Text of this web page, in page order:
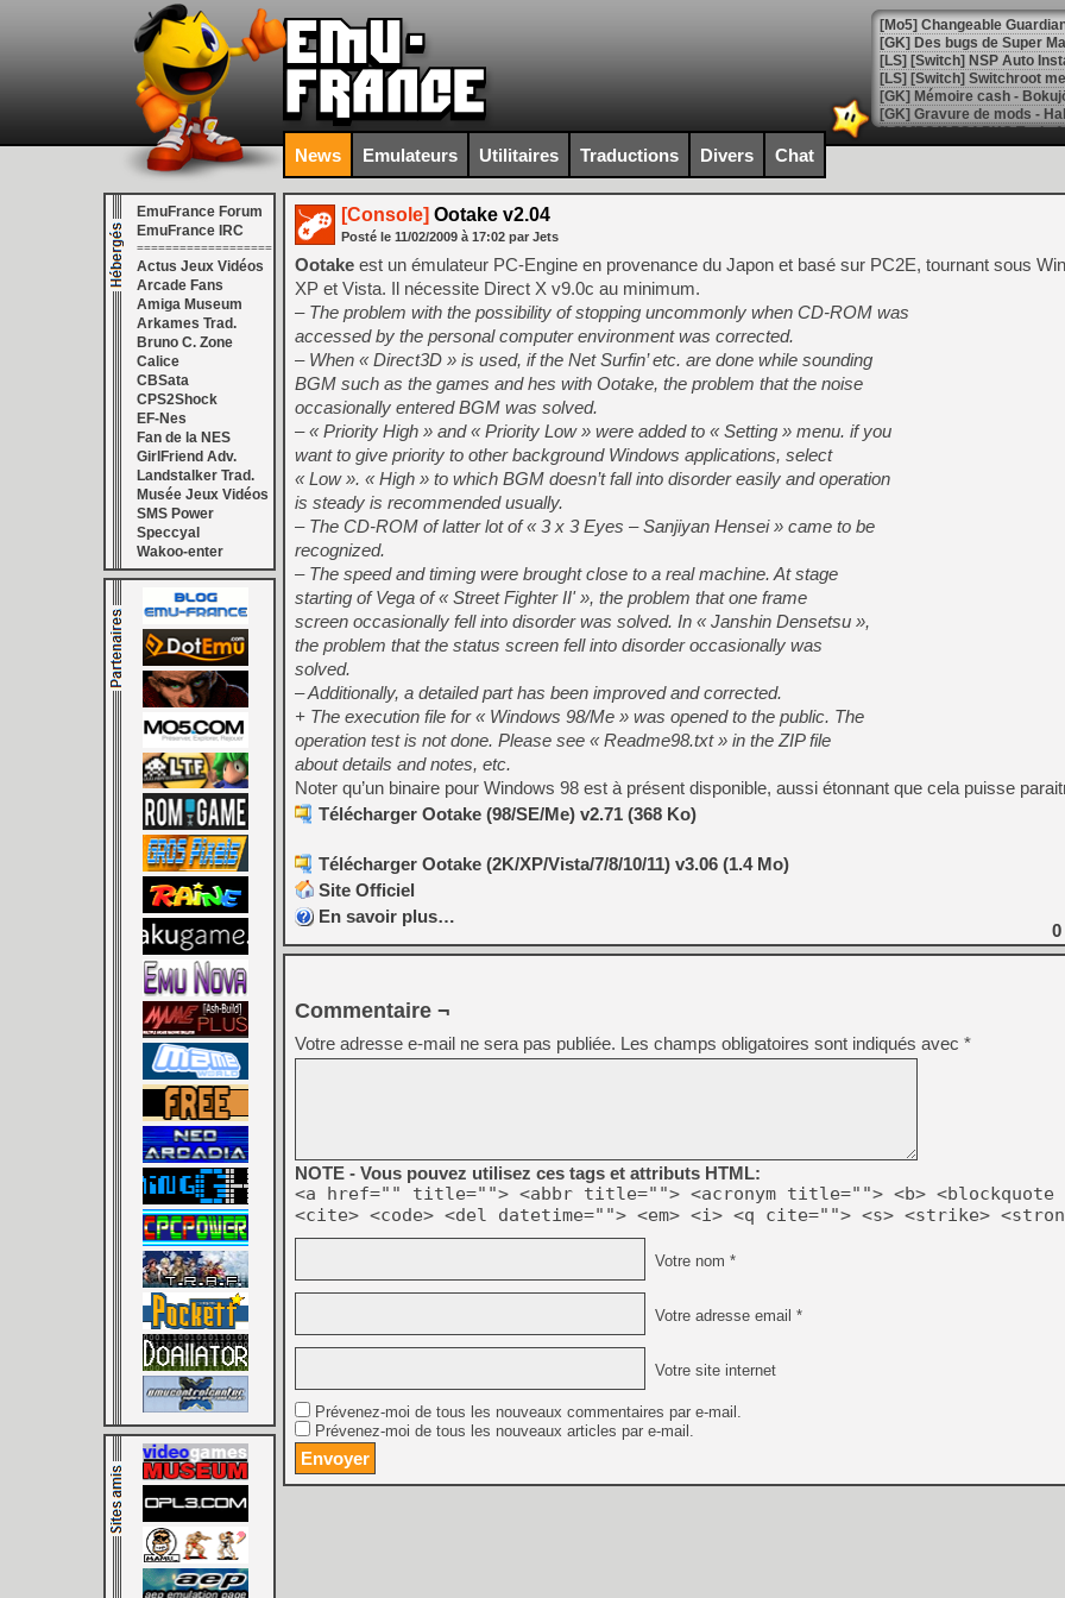
[Mo5] Changeable
[GK] Des bugs de Super
[LS] [Switch] NSP Auto
[GK] La saga horrifique
[GK] Le portage de Super
[Mo5] Le jeu de course
[GK] Guillermo del Toro
[GK] Mistfall Hunter : déjà
[GK] Wo Long 2 évolue
[GK] Crossfire : un TPS à
[LS] [PS5] Premiers
[Mo5] DOOM arrive en
[GK] Roblox : l'action en
[GK] Agenda - GeForce
[LS] [PS5] ps5-y2jb-
[GK] Pourquoi Marvel
[GK] Test : Restory : Chill
[GK] GTA 6 : Rockstar
[GK] Hot Wheels Infinite
[GK] Mémoire cash -
[GK] Résultats Nintendo :
[GK] Déjà des
[GK] "Vous ne serez
News Emulateurs Utilitaires Traductions Divers Chat
EmuFrance Forum
EmuFrance IRC
===================
Actus Jeux Vidéos
Arcade Fans
Amiga Museum
Arkames Trad.
Bruno C. Zone
Calice
CBSata
CPS2Shock
EF-Nes
Fan de la NES
GirlFriend Adv.
Landstalker Trad.
Musée Jeux Vidéos
SMS Power
Speccyal
Wakoo-enter
[Console] Ootake v2.04
Posté le 11/02/2009 à 17:02 par Jets
Ootake est un émulateur PC-Engine en provenance du Japon et basé sur PC2E, tournant sous
XP et Vista. Il nécessite Direct X v9.0c au minimum.
– The problem with the possibility of stopping uncommonly when CD-ROM was
accessed by the personal computer environment was corrected.
– When « Direct3D » is used, if the Net Surfin’ etc. are done while sounding
BGM such as the games and hes with Ootake, the problem that the noise
occasionally entered BGM was solved.
– « Priority High » and « Priority Low » were added to « Setting » menu. if you
want to give priority to other background Windows applications, select
« Low ». « High » to which BGM doesn’t fall into disorder easily and operation
is steady is recommended usually.
– The CD-ROM of latter lot of « 3 x 3 Eyes – Sanjiyan Hensei » came to be
recognized.
– The speed and timing were brought close to a real machine. At stage
starting of Vega of « Street Fighter II' », the problem that one frame
screen occasionally fell into disorder was solved. In « Janshin Densetsu »,
the problem that the status screen fell into disorder occasionally was
solved.
– Additionally, a detailed part has been improved and corrected.
+ The execution file for « Windows 98/Me » was opened to the public. The
operation test is not done. Please see « Readme98.txt » in the ZIP file
about details and notes, etc.
Noter qu’un binaire pour Windows 98 est à présent disponible, aussi étonnant que cela puisse
Télécharger Ootake (98/SE/Me) v2.71 (368 Ko)
Télécharger Ootake (2K/XP/Vista/7/8/10/11) v3.06 (1.4 Mo)
Site Officiel
En savoir plus…
0
Commentaire ¬
Votre adresse e-mail ne sera pas publiée. Les champs obligatoires sont indiqués avec *
NOTE - Vous pouvez utilisez ces tags et attributs HTML:
<a href="" title=""> <abbr title=""> <acronym title=""> <b> <blockquote
<cite> <code> <del datetime=""> <em> <i> <q cite=""> <s> <strike>
Votre nom *
Votre adresse email *
Votre site internet
Prévenez-moi de tous les nouveaux commentaires par e-mail.
Prévenez-moi de tous les nouveaux articles par e-mail.